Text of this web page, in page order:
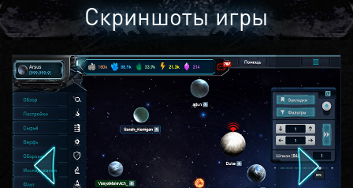
Скриншоты игры